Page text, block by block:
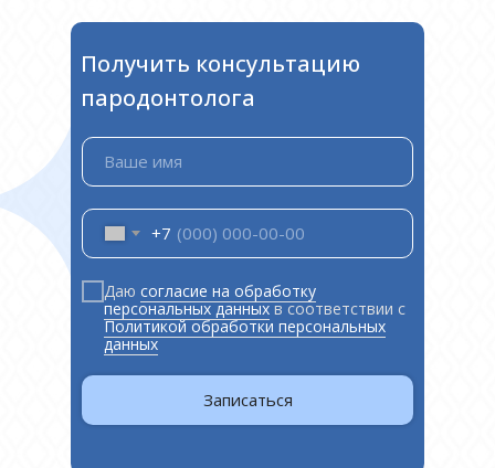
Ваше имя
+7
Даю согласие на обработку
персональных данныхв соответствии с
Политикой обработки персональных
данных
Записаться
Получить консультацию
пародонтолога